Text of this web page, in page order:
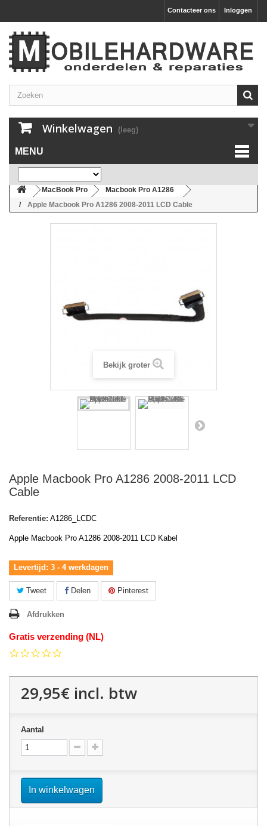
Inloggen
Contacteer ons
Winkelwagen (leeg)
MENU
MacBook Pro
Macbook Pro A1286
Apple Macbook Pro A1286 2008-2011 LCD Cable
Bekijk groter
Apple Macbook Pro A1286 2008-2011 LCD
Cable
Referentie: A1286_LCDC
Apple Macbook Pro A1286 2008-2011 LCD Kabel
Levertijd: 3 - 4 werkdagen
Tweet Delen Pinterest
Afdrukken
Gratis verzending (NL)
29,95€ incl. btw
Aantal
In winkelwagen